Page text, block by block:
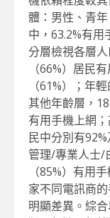
體：男性、青
中，63.2%有
分層檢視各層
（66%）居民
（61%）；年
其他年齡層，
有用手機上網
民中分別有
管理/專業人士/
（85%）有用
家不同電訊商
明顯差異。綜